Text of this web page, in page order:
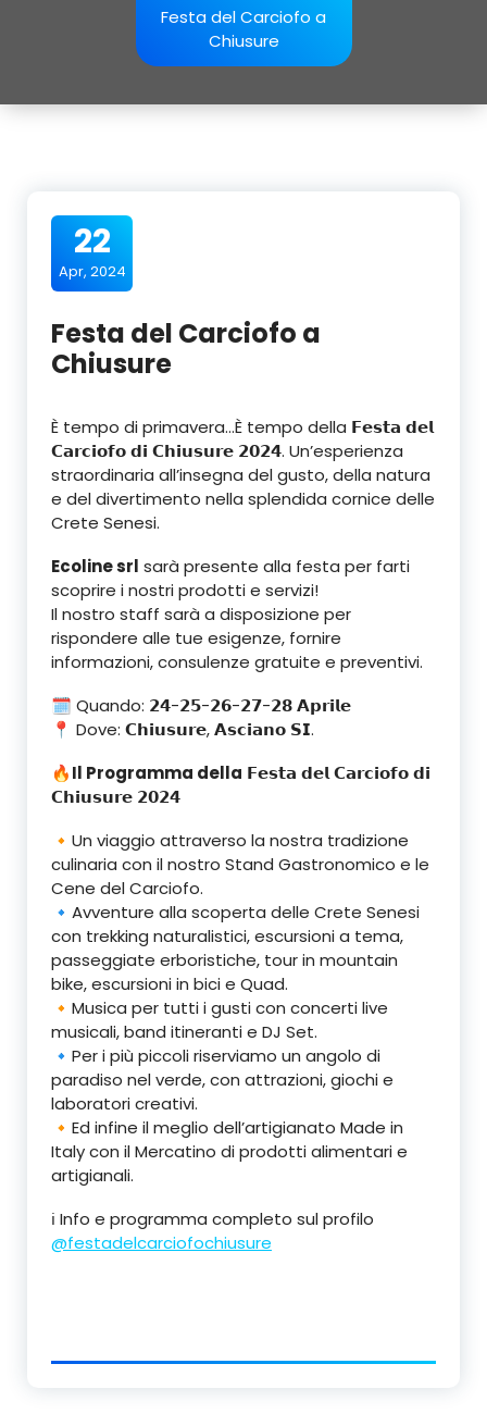
Festa del Carciofo a
Chiusure
22
Apr, 2024
Festa del Carciofo a
Chiusure
È tempo di primavera…È tempo della 𝗙𝗲𝘀𝘁𝗮 𝗱𝗲𝗹
𝗖𝗮𝗿𝗰𝗶𝗼𝗳𝗼 𝗱𝗶 𝗖𝗵𝗶𝘂𝘀𝘂𝗿𝗲 𝟮𝟬𝟮𝟰. Un’esperienza
straordinaria all’insegna del gusto, della natura
e del divertimento nella splendida cornice delle
Crete Senesi.
Ecoline srl sarà presente alla festa per farti
scoprire i nostri prodotti e servizi!
Il nostro staff sarà a disposizione per
rispondere alle tue esigenze, fornire
informazioni, consulenze gratuite e preventivi.
🗓 Quando: 𝟮𝟰-𝟮𝟱-𝟮𝟲-𝟮𝟳-𝟮𝟴 𝗔𝗽𝗿𝗶𝗹𝗲
📍 Dove: 𝗖𝗵𝗶𝘂𝘀𝘂𝗿𝗲, 𝗔𝘀𝗰𝗶𝗮𝗻𝗼 𝗦𝗜.
🔥Il Programma della 𝗙𝗲𝘀𝘁𝗮 𝗱𝗲𝗹 𝗖𝗮𝗿𝗰𝗶𝗼𝗳𝗼 𝗱𝗶
𝗖𝗵𝗶𝘂𝘀𝘂𝗿𝗲 𝟮𝟬𝟮𝟰
🔸Un viaggio attraverso la nostra tradizione
culinaria con il nostro Stand Gastronomico e le
Cene del Carciofo.
🔹Avventure alla scoperta delle Crete Senesi
con trekking naturalistici, escursioni a tema,
passeggiate erboristiche, tour in mountain
bike, escursioni in bici e Quad.
🔸Musica per tutti i gusti con concerti live
musicali, band itineranti e DJ Set.
🔹Per i più piccoli riserviamo un angolo di
paradiso nel verde, con attrazioni, giochi e
laboratori creativi.
🔸Ed infine il meglio dell’artigianato Made in
Italy con il Mercatino di prodotti alimentari e
artigianali.
ℹ️ Info e programma completo sul profilo
@festadelcarciofochiusure